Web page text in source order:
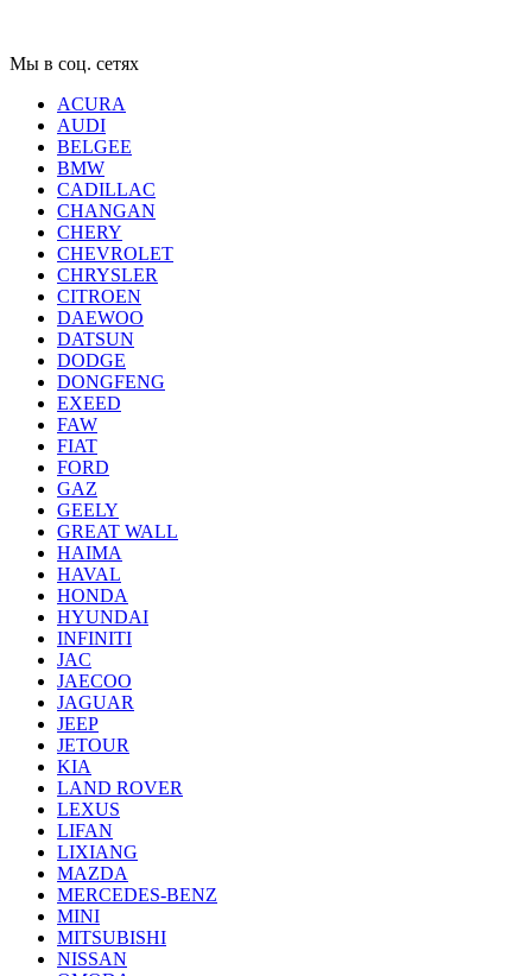
Мы в соц. сетях
ACURA
AUDI
BELGEE
BMW
CADILLAC
CHANGAN
CHERY
CHEVROLET
CHRYSLER
CITROEN
DAEWOO
DATSUN
DODGE
DONGFENG
EXEED
FAW
FIAT
FORD
GAZ
GEELY
GREAT WALL
HAIMA
HAVAL
HONDA
HYUNDAI
INFINITI
JAC
JAECOO
JAGUAR
JEEP
JETOUR
KIA
LAND ROVER
LEXUS
LIFAN
LIXIANG
MAZDA
MERCEDES-BENZ
MINI
MITSUBISHI
NISSAN